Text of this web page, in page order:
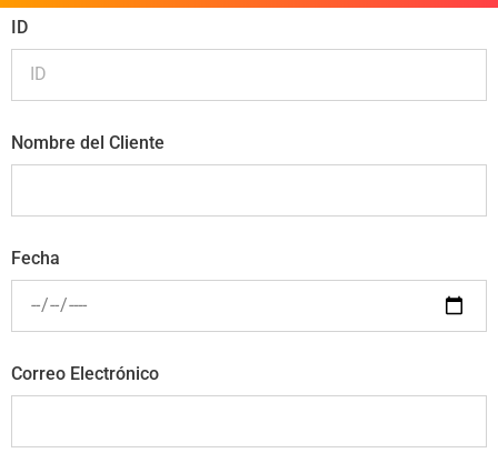
ID
Nombre del Cliente
Fecha
Correo Electrónico